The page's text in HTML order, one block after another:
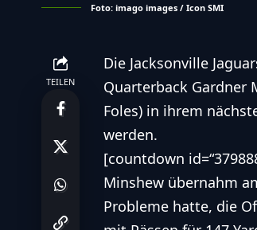
Foto: imago images / Icon SMI
TEILEN
Die Jacksonville
Quarterback Gardner
Foles) in ihrem
werden.
[countdown
Minshew übernahm
Probleme hatte, die